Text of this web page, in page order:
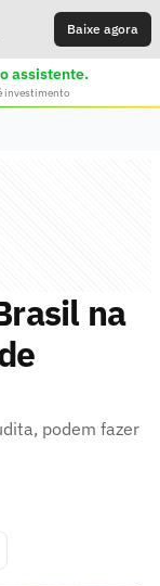
Baixe agora
assistente.
investimento
na
podem fazer